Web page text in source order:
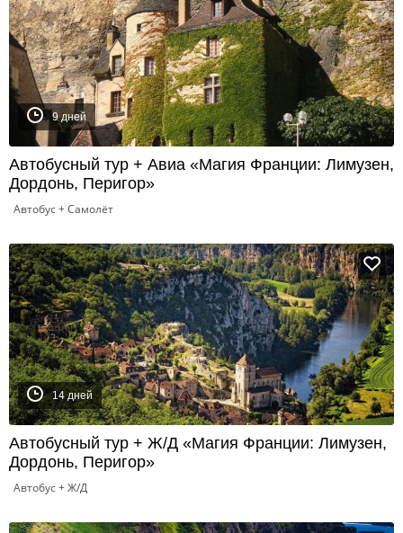
9 дней
Автобусный тур + Авиа «Магия Франции: Лимузен,
Дордонь, Перигор»
Автобус + Самолёт
14 дней
Автобусный тур + Ж/Д «Магия Франции: Лимузен,
Дордонь, Перигор»
Автобус + Ж/Д